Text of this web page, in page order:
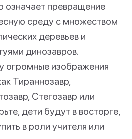
означает превращение
среду с множеством
деревьев и
динозавров.
огромные изображения
Тираннозавр,
Стегозавр или
дети будут в восторге,
в роли учителя или